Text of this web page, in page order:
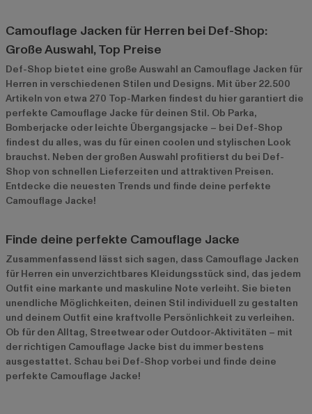
Camouflage Jacken für Herren bei Def-Shop:
Große Auswahl, Top Preise
Def-Shop bietet eine große Auswahl an Camouflage Jacken für
Herren in verschiedenen Stilen und Designs. Mit über 22.500
Artikeln von etwa 270 Top-Marken findest du hier garantiert die
perfekte Camouflage Jacke für deinen Stil. Ob Parka,
Bomberjacke oder leichte Übergangsjacke – bei Def-Shop
findest du alles, was du für einen coolen und stylischen Look
brauchst. Neben der großen Auswahl profitierst du bei Def-
Shop von schnellen Lieferzeiten und attraktiven Preisen.
Entdecke die neuesten Trends und finde deine perfekte
Camouflage Jacke!
Finde deine perfekte Camouflage Jacke
Zusammenfassend lässt sich sagen, dass Camouflage Jacken
für Herren ein unverzichtbares Kleidungsstück sind, das jedem
Outfit eine markante und maskuline Note verleiht. Sie bieten
unendliche Möglichkeiten, deinen Stil individuell zu gestalten
und deinem Outfit eine kraftvolle Persönlichkeit zu verleihen.
Ob für den Alltag, Streetwear oder Outdoor-Aktivitäten – mit
der richtigen Camouflage Jacke bist du immer bestens
ausgestattet. Schau bei Def-Shop vorbei und finde deine
perfekte Camouflage Jacke!